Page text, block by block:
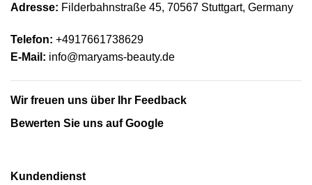
Adresse: Filderbahnstraße 45, 70567 Stuttgart, Germany
Telefon: +4917661738629
E-Mail: info@maryams-beauty.de
Wir freuen uns über Ihr Feedback
Bewerten Sie uns auf Google
Kundendienst